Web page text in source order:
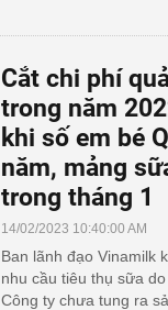
Cắt chi phí
trong năm
khi số em bé
năm, mảng
trong tháng 1
14/02/2023 10:40:00 AM
Ban lãnh đạo Vinamilk
nhu cầu tiêu thụ sữa
Công ty chưa tung ra